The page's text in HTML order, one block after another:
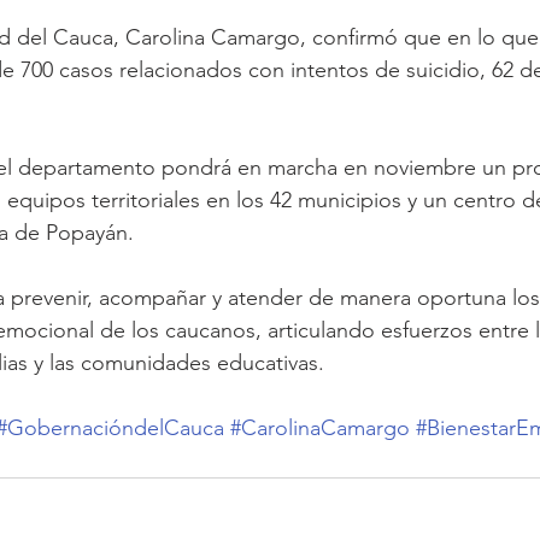
del Cauca, Carolina Camargo, confirmó que en lo
700 casos relacionados con intentos de suicidio, 62
departamento pondrá en marcha en noviembre un
territoriales en los 42 municipios y un centro
de Popayán.
prevenir, acompañar y atender de manera oportuna
de los caucanos, articulando esfuerzos entre
y las comunidades educativas.
#CarolinaCamargo